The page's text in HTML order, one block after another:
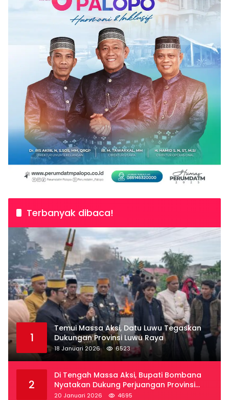
Terbanyak dibaca!
1
Temui Massa Aksi, Datu Luwu Tegaskan
Dukungan Provinsi Luwu Raya
18 Januari 2026 6523
2
Di Tengah Massa Aksi, Bupati Bombana
Nyatakan Dukung Perjuangan Provinsi
Luwu Raya
20 Januari 2026 4695